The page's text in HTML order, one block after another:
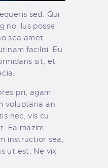
sed. Qui
no. Ius posse
sea amet
facilisi. Eu
sit, et
pri, agam
voluptaria an
nec, vis cu
Ea mazim
instructior sea,
ut est. Ne vix